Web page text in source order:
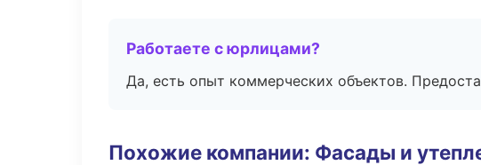
Работаете с юрлицами?
Да, есть опыт коммерческих объектов.
Похожие компании: Фасады и